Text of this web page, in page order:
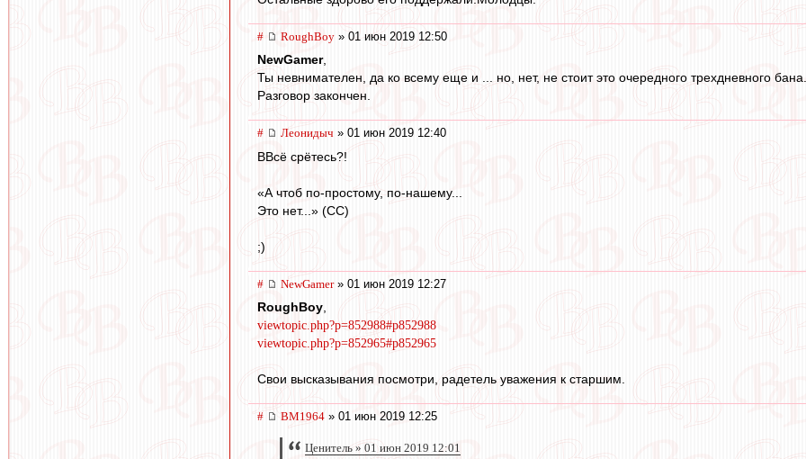
# RoughBoy » 01 июн 2019 12:50
NewGamer,
Ты невнимателен, да ко всему еще и ... но, нет, не стоит это очередного трехдневного бана.
Разговор закончен.
# Леонидыч » 01 июн 2019 12:40
ВВсё срётесь?!
«А чтоб по-простому, по-нашему...
Это нет...» (СС)
;)
# NewGamer» 01 июн 2019 12:27
RoughBoy,
viewtopic.php?p=852988#p852988
viewtopic.php?p=852965#p852965
Свои высказывания посмотри, радетель уважения к старшим.
# BM1964 » 01 июн 2019 12:25
Ценитель » 01 июн 2019 12:01